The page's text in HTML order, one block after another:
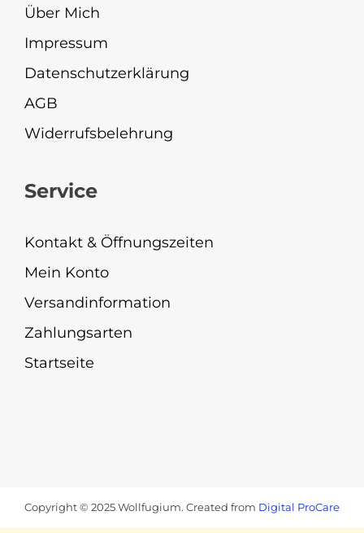
Über Mich
Impressum
Datenschutzerklärung
AGB
Widerrufsbelehrung
Service
Kontakt & Öffnungszeiten
Mein Konto
Versandinformation
Zahlungsarten
Startseite
Copyright © 2025 Wollfugium. Created from Digital ProCare